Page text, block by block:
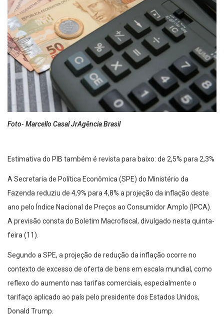
Foto- Marcello Casal JrAgência Brasil
Estimativa do PIB também é revista para baixo: de 2,5% para 2,3%
A Secretaria de Política Econômica (SPE) do Ministério da
Fazenda reduziu de 4,9% para 4,8% a projeção da inflação deste
ano pelo Índice Nacional de Preços ao Consumidor Amplo (IPCA).
A previsão consta do Boletim Macrofiscal, divulgado nesta quinta-
feira (11).
Segundo a SPE, a projeção de redução da inflação ocorre no
contexto de excesso de oferta de bens em escala mundial, como
reflexo do aumento nas tarifas comerciais, especialmente o
tarifaço aplicado ao país pelo presidente dos Estados Unidos,
Donald Trump.